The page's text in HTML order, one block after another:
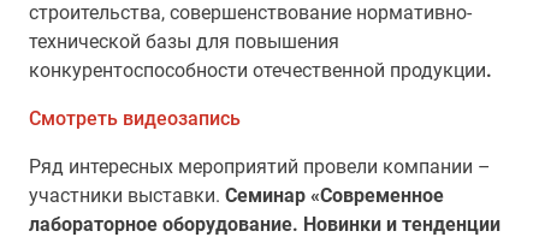
строительства, совершенствование нормативно-
технической базы для повышения
конкурентоспособности отечественной продукции.
Смотреть видеозапись
Ряд интересных мероприятий провели компании –
участники выставки. Семинар «Современное
лабораторное оборудование. Новинки и тенденции